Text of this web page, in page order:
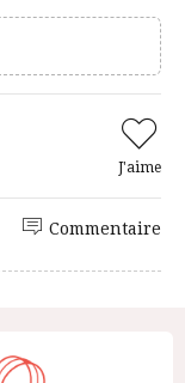
J'aime
Commentaire